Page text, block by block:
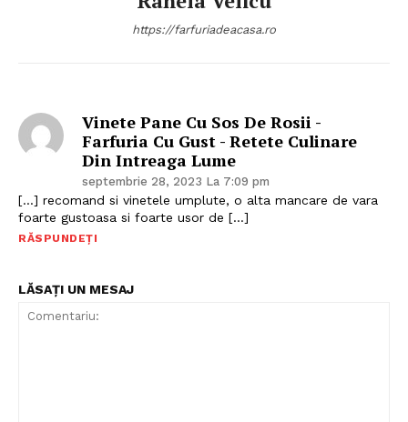
https://farfuriadeacasa.ro
Vinete Pane Cu Sos De Rosii -
Farfuria Cu Gust - Retete Culinare
Din Intreaga Lume
septembrie 28, 2023 La 7:09 pm
[…] recomand si vinetele umplute, o alta mancare de vara
foarte gustoasa si foarte usor de […]
RĂSPUNDEȚI
LĂSAȚI UN MESAJ